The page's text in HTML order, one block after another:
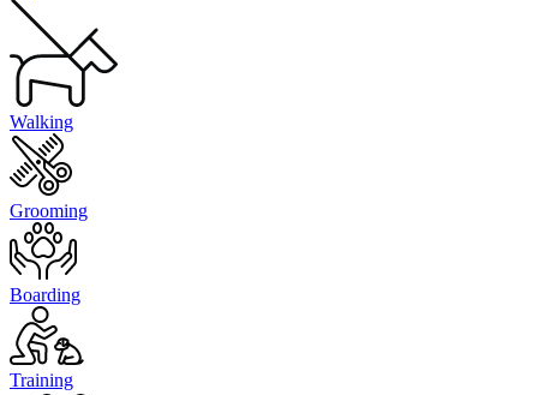
Walking
Grooming
Boarding
Training